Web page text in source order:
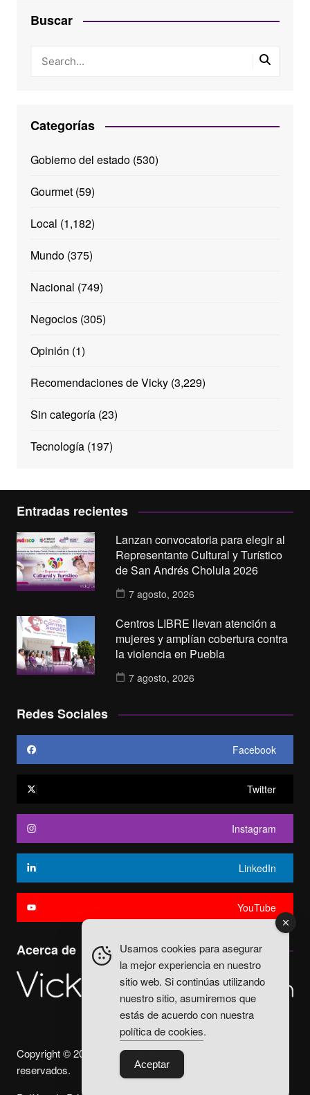
Buscar
Categorías
Gobierno del estado(530)
Gourmet(59)
Local (1,182)
Mundo(375)
Nacional (749)
Negocios(305)
Opinión (1)
Recomendaciones de Vicky(3,229)
Sin categoría(23)
Tecnología(197)
Entradas recientes
Lanzan convocatoria para elegir al
Representante Cultural y Turístico
de San Andrés Cholula 2026
7 agosto, 2026
Centros LIBRE llevan atención a
mujeres y amplían cobertura contra
la violencia en Puebla
7 agosto, 2026
Redes Sociales
Facebook
Twitter
Instagram
LinkedIn
YouTube
Acerca de
Copyright © 2025. Vicky Fuentes Todos los derechos
reservados.
Usamos cookies para asegurar
la mejor experiencia en nuestro
sitio web. Si continúas utilizando
nuestro sitio, asumiremos que
estás de acuerdo con nuestra
política de cookies.
Aceptar